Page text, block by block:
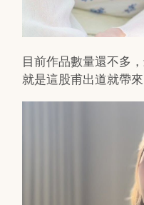
目前作品數量還不多
就是這股甫出道就帶來